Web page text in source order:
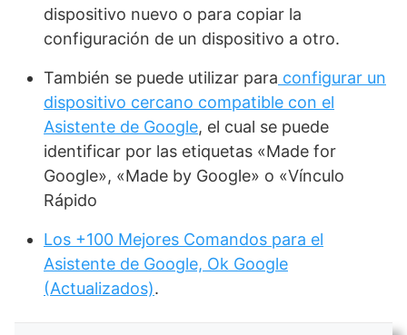
dispositivo nuevo o para copiar la
configuración de un dispositivo a otro.
También se puede utilizar para configurar un
dispositivo cercano compatible con el
Asistente de Google, el cual se puede
identificar por las etiquetas «Made for
Google», «Made by Google» o «Vínculo
Rápido
Los +100 Mejores Comandos para el
Asistente de Google, Ok Google
(Actualizados).